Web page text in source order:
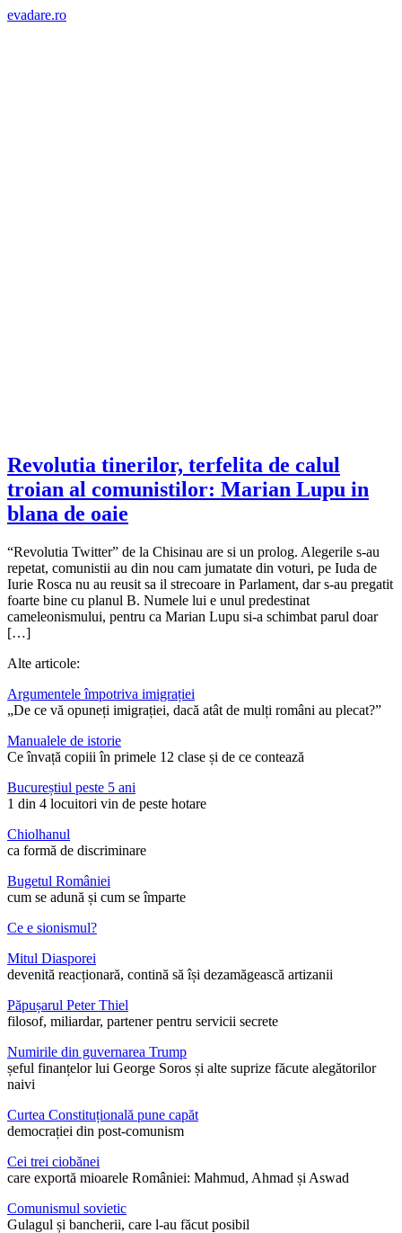
evadare.ro
Revolutia tinerilor, terfelita de calul
troian al comunistilor: Marian Lupu in
blana de oaie
“Revolutia Twitter” de la Chisinau are si un prolog. Alegerile s-au
repetat, comunistii au din nou cam jumatate din voturi, pe Iuda de
Iurie Rosca nu au reusit sa il strecoare in Parlament, dar s-au pregatit
foarte bine cu planul B. Numele lui e unul predestinat
cameleonismului, pentru ca Marian Lupu si-a schimbat parul doar
[…]
Alte articole:
Argumentele împotriva imigrației
„De ce vă opuneți imigrației, dacă atât de mulți români au plecat?”
Manualele de istorie
Ce învață copiii în primele 12 clase și de ce contează
Bucureștiul peste 5 ani
1 din 4 locuitori vin de peste hotare
Chiolhanul
ca formă de discriminare
Bugetul României
cum se adună și cum se împarte
Ce e sionismul?
Mitul Diasporei
devenită reacționară, contină să își dezamăgească artizanii
Păpușarul Peter Thiel
filosof, miliardar, partener pentru servicii secrete
Numirile din guvernarea Trump
șeful finanțelor lui George Soros și alte suprize făcute alegătorilor
naivi
Curtea Constituțională pune capăt
democrației din post-comunism
Cei trei ciobănei
care exportă mioarele României: Mahmud, Ahmad și Aswad
Comunismul sovietic
Gulagul și bancherii, care l-au făcut posibil